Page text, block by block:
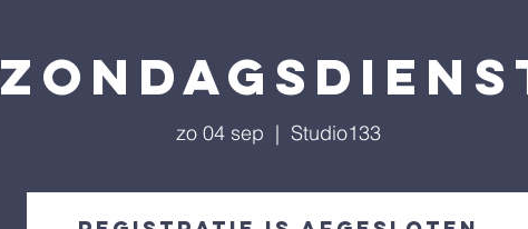
zo 04 sep
  |
Studio133